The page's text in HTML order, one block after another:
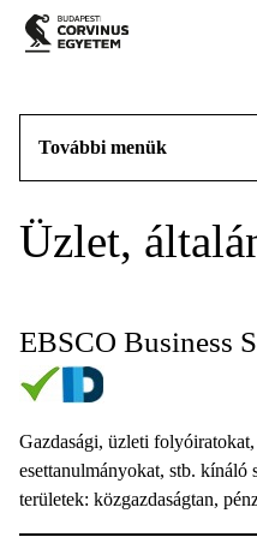
További menük
Üzlet,
EBSCO Business
Gazdasági, üzleti
esettanulmányokat, stb. kínáló
területek: közgazdaságtan,